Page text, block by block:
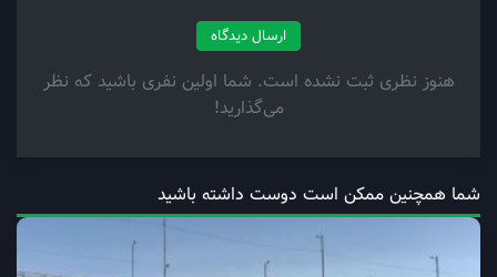
ارسال دیدگاه
هنوز نظری ثبت نشده است. شما اولین نفری باشید که نظر
می‌گذارید!
شما همچنین ممکن است دوست داشته باشید